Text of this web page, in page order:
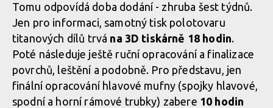
Tomu odpovídá doba dodání - zhruba šest týdnů.
Jen pro informaci, samotný tisk polotovaru
titanových dílů trvá na 3D tiskárně 18 hodin.
Poté následuje ještě ruční opracování a finalizace
povrchů, leštění a podobně. Pro představu, jen
finální opracování hlavové mufny (spojky hlavové,
spodní a horní rámové trubky) zabere 10 hodin